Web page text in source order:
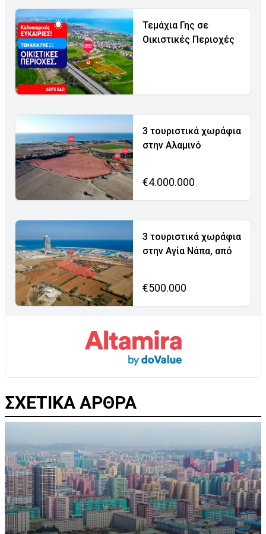
Τεμάχια Γης σε
Οικιστικές Περιοχές
3 τουριστικά χωράφια
στην Αλαμινό
€4.000.000
3 τουριστικά χωράφια
στην Αγία Νάπα, από
€500.000
ΣΧΕΤΙΚΑ ΑΡΘΡΑ